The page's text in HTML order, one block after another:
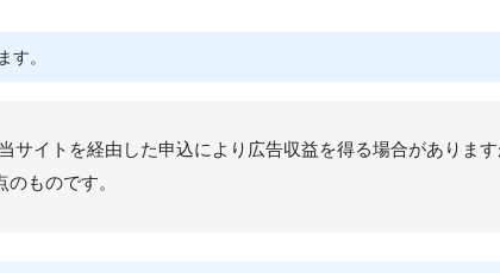
す。
サイトを経由した申込により広告収益を得る場合がありま
ものです。